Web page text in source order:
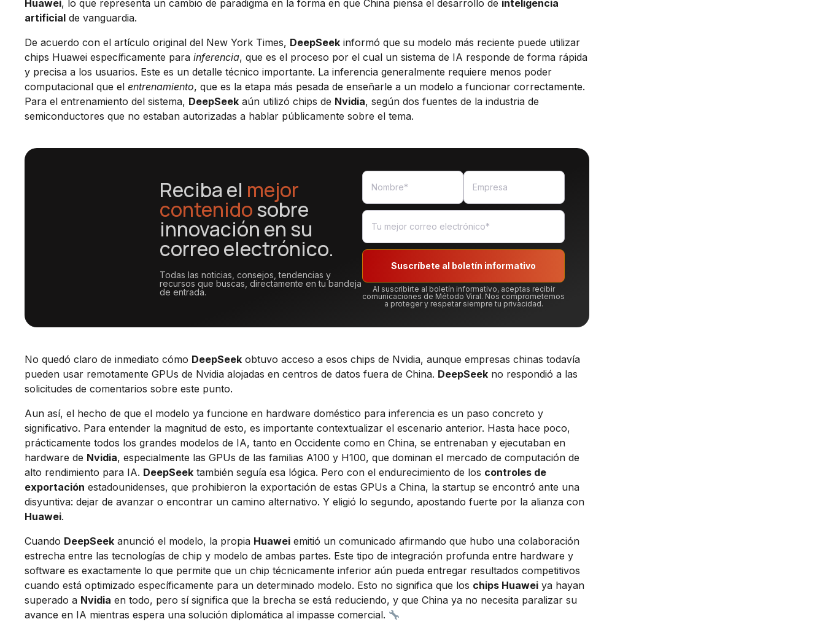
Huawei, lo que representa un cambio de paradigma en la forma en que China piensa el desarrollo de inteligencia
artificial de vanguardia.
De acuerdo con el artículo original del New York Times, DeepSeek informó que su modelo más reciente puede utilizar
chips Huawei específicamente para inferencia, que es el proceso por el cual un sistema de IA responde de forma rápida
y precisa a los usuarios. Este es un detalle técnico importante. La inferencia generalmente requiere menos poder
computacional que el entrenamiento, que es la etapa más pesada de enseñarle a un modelo a funcionar correctamente.
Para el entrenamiento del sistema, DeepSeek aún utilizó chips de Nvidia, según dos fuentes de la industria de
semiconductores que no estaban autorizadas a hablar públicamente sobre el tema.
Reciba el mejor
contenidosobre
innovación en su
correo electrónico.
Todas las noticias, consejos, tendencias y
recursos que buscas, directamente en tu bandeja
de entrada.
Suscríbete al boletín informativo
Al suscribirte al boletín informativo, aceptas recibir
comunicaciones de Método Viral. Nos comprometemos
a proteger y respetar siempre tu privacidad.
No quedó claro de inmediato cómo DeepSeek obtuvo acceso a esos chips de Nvidia, aunque empresas chinas todavía
pueden usar remotamente GPUs de Nvidia alojadas en centros de datos fuera de China. DeepSeek no respondió a las
solicitudes de comentarios sobre este punto.
Aun así, el hecho de que el modelo ya funcione en hardware doméstico para inferencia es un paso concreto y
significativo. Para entender la magnitud de esto, es importante contextualizar el escenario anterior. Hasta hace poco,
prácticamente todos los grandes modelos de IA, tanto en Occidente como en China, se entrenaban y ejecutaban en
hardware de Nvidia, especialmente las GPUs de las familias A100 y H100, que dominan el mercado de computación de
alto rendimiento para IA. DeepSeek también seguía esa lógica. Pero con el endurecimiento de los controles de
exportación estadounidenses, que prohibieron la exportación de estas GPUs a China, la startup se encontró ante una
disyuntiva: dejar de avanzar o encontrar un camino alternativo. Y eligió lo segundo, apostando fuerte por la alianza con
Huawei.
Cuando DeepSeek anunció el modelo, la propia Huawei emitió un comunicado afirmando que hubo una colaboración
estrecha entre las tecnologías de chip y modelo de ambas partes. Este tipo de integración profunda entre hardware y
software es exactamente lo que permite que un chip técnicamente inferior aún pueda entregar resultados competitivos
cuando está optimizado específicamente para un determinado modelo. Esto no significa que los chips Huawei ya hayan
superado a Nvidia en todo, pero sí significa que la brecha se está reduciendo, y que China ya no necesita paralizar su
avance en IA mientras espera una solución diplomática al impasse comercial.